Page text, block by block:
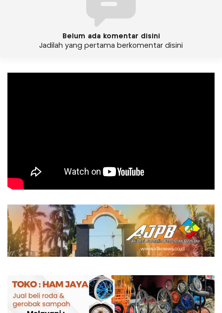
Belum ada komentar disini
Jadilah yang pertama berkomentar disini